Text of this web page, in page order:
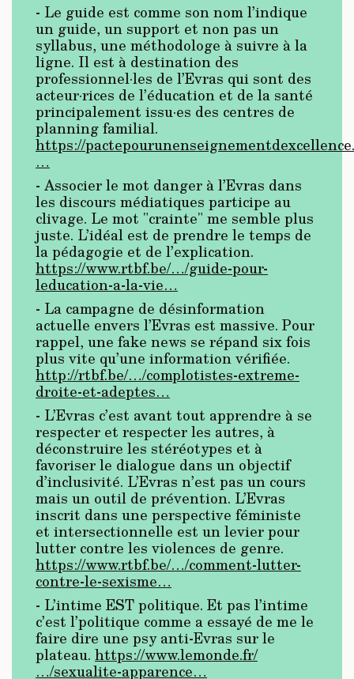
- Le guide est comme son nom l’indique
un guide, un support et non pas un
syllabus, une méthodologe à suivre à la
ligne. Il est à destination des
professionnel·les de l’Evras qui sont des
acteur·rices de l’éducation et de la santé
principalement issu·es des centres de
planning familial.
https://
…
- Associer le mot danger à l’Evras dans
les discours médiatiques participe au
clivage. Le mot "crainte" me semble plus
juste. L’idéal est de prendre le temps de
la pédagogie et de l’explication.
https://www.rtbf.be/…/guide-pour-
leducation-a-la-vie…
- La campagne de désinformation
actuelle envers l’Evras est massive. Pour
rappel, une fake news se répand six fois
plus vite qu’une information vérifiée.
http://rtbf.be/…/complotistes-extreme-
droite-et-adeptes…
- L’Evras c’est avant tout apprendre à se
respecter et respecter les autres, à
déconstruire les stéréotypes et à
favoriser le dialogue dans un objectif
d’inclusivité. L’Evras n’est pas un cours
mais un outil de prévention. L’Evras
inscrit dans une perspective féministe
et intersectionnelle est un levier pour
lutter contre les violences de genre.
https://www.rtbf.be/…/comment-lutter-
contre-le-sexisme…
- L’intime EST politique. Et pas l’intime
c’est l’politique comme a essayé de me le
faire dire une psy anti-Evras sur le
plateau. https://www.lemonde.fr/
…/sexualite-apparence…